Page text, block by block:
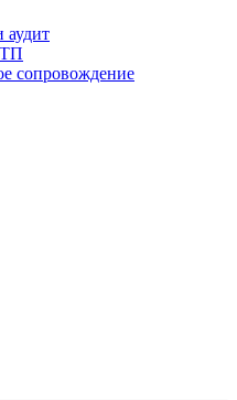
аудит
сопровождение